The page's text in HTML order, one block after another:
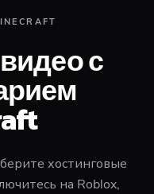
с
хостинговые
на Roblox,